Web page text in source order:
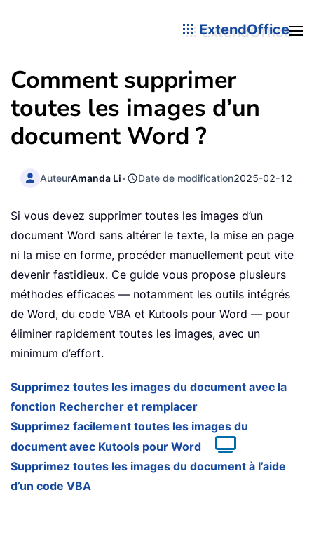
ExtendOffice
Comment supprimer
toutes les images d’un
document Word ?
AuteurAmanda Li• Date de modification2025-02-12
Si vous devez supprimer toutes les images d’un
document Word sans altérer le texte, la mise en page
ni la mise en forme, procéder manuellement peut vite
devenir fastidieux. Ce guide vous propose plusieurs
méthodes efficaces — notamment les outils intégrés
de Word, du code VBA et Kutools pour Word — pour
éliminer rapidement toutes les images, avec un
minimum d’effort.
Supprimez toutes les images du document avec la
fonction Rechercher et remplacer
Supprimez facilement toutes les images du
document avec Kutools pour Word
Supprimez toutes les images du document à l’aide
d’un code VBA